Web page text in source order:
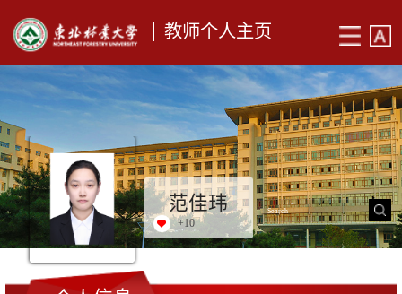
教师个人主页
范佳玮
+10